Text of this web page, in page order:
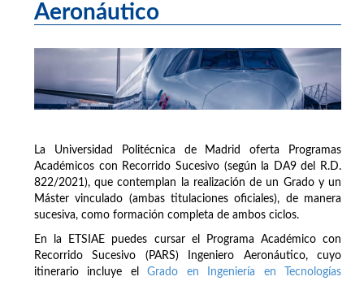
Aeronáutico
La Universidad Politécnica de Madrid oferta Programas
Académicos con Recorrido Sucesivo (según la DA9 del R.D.
822/2021), que contemplan la realización de un Grado y un
Máster vinculado (ambas titulaciones oficiales), de manera
sucesiva, como formación completa de ambos ciclos.
En la ETSIAE puedes cursar el Programa Académico con
Recorrido Sucesivo (PARS) Ingeniero Aeronáutico, cuyo
itinerario incluye elGrado en Ingeniería en Tecnologías